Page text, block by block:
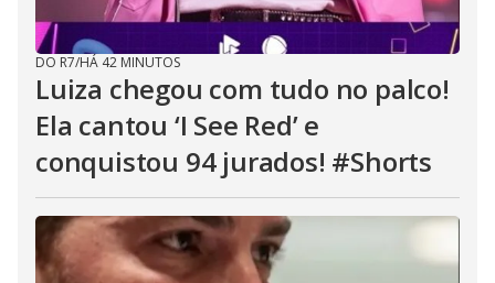
DO R7/HÁ 42 MINUTOS
Luiza chegou com tudo no palco!
Ela cantou ‘I See Red’ e
conquistou 94 jurados! #Shorts